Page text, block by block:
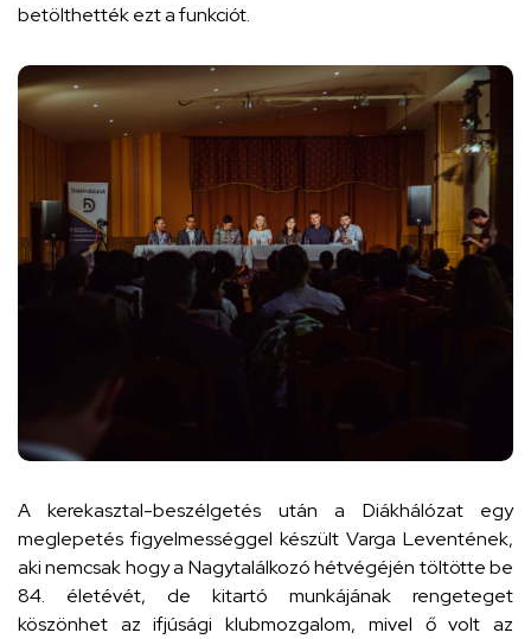
betölthették ezt a funkciót.
A kerekasztal-beszélgetés után a Diákhálózat egy
meglepetés figyelmességgel készült Varga Leventének,
aki nemcsak hogy a Nagytalálkozó hétvégéjén töltötte be
84. életévét, de kitartó munkájának rengeteget
köszönhet az ifjúsági klubmozgalom, mivel ő volt az